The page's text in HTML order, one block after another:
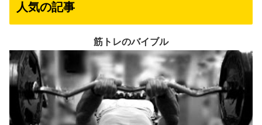
人気の記事
筋トレのバイブル